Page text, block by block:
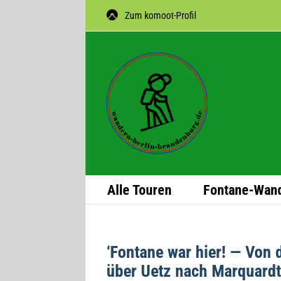
Zum komoot-Profil
Alle Tou­ren Fon­­tane-
‘Fon­tane war hier! —
über Uetz nach